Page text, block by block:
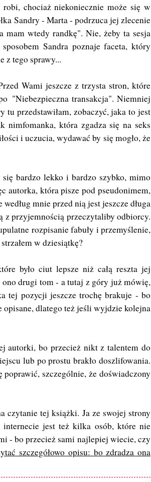
chociaż niekoniecznie może się w
Sandry - Marta - podrzuca jej zlecenie
wtedy randkę". Nie, żeby ta sesja
Sandra poznaje faceta, który
z tego sprawy...
Wami jeszcze z trzysta stron, które
"Niebezpieczna transakcja". Niemniej
przedstawiłam, zobaczyć, jaka to jest
nimfomanka, która zgadza się na seks
i uczucia, wydawać by się mogło, że
bardzo lekko i bardzo szybko, mimo
autorka, która pisze pod pseudonimem,
mnie przed nią jest jeszcze długa
z przyjemnością przeczytaliby odbiorcy.
rozpisanie fabuły i przemyślenie,
w dziesiątkę?
było ciut lepsze niż całą reszta jej
drugi tom - a tutaj z góry już mówię,
tej pozycji jeszcze trochę brakuje - bo
opisane, dlatego też jeśli wyjdzie kolejna
autorki, bo przecież nikt z talentem do
lub po prostu brakło doszlifowania.
szczególnie, że doświadczony
czytanie tej książki. Ja ze swojej strony
jest też kilka osób, które nie
- bo przecież sami najlepiej wiecie, czy
szczegółowo opisu: bo zdradza ona